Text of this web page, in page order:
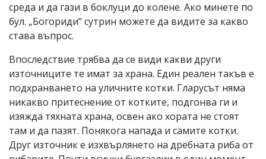
среда и да гази в боклуци до колене. Ако минете по
бул. „Богориди“ сутрин можете да видите за какво
става въпрос.
Впоследствие трябва да се види какви други
източниците те имат за храна. Един реален такъв е
подхранването на уличните котки. Гларусът няма
никакво притеснение от котките, подгонва ги и
изяжда тяхната храна, освен ако хората не стоят
там и да пазят. Понякога напада и самите котки.
Друг източник е изхвърлянето на дребната риба от